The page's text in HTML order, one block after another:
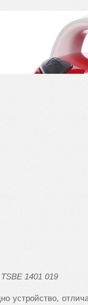
TSBE 1401 019
устройство,